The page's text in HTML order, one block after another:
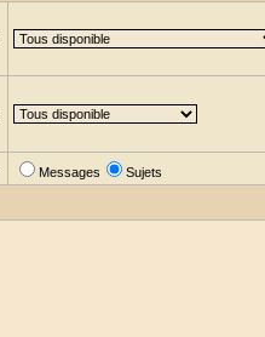
Messages Sujets